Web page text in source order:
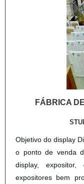
FÁBRICA
Objetivo do display
o ponto de venda
display,
expositores bem